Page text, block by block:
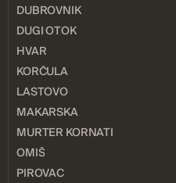
DUBROVNIK
DUGI OTOK
HVAR
KORČULA
LASTOVO
MAKARSKA
MURTER KORNATI
OMIŠ
PIROVAC